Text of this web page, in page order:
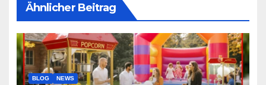
Ähnlicher Beitrag
BLOG NEWS